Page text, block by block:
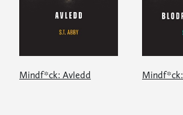
Mindf*ck: Avledd